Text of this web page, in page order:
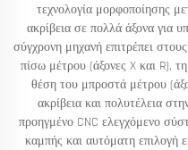
τεχνολογία μορφοποίησης
ακρίβεια σε πολλά άξονα για
σύγχρονη μηχανή επιτρέπει
πίσω μέτρου (άξονες X και R),
θέση του μπροστά μέτρου
ακρίβεια και πολυτέλεια
προηγμένο CNC ελεγχόμενο
καμπής και αυτόματη επιλογή